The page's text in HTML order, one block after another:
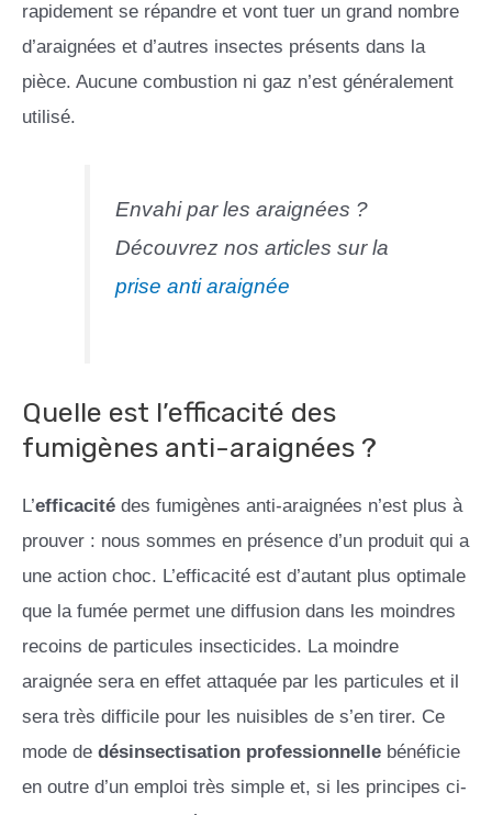
rapidement se répandre et vont tuer un grand nombre
d’araignées et d’autres insectes présents dans la
pièce. Aucune combustion ni gaz n’est généralement
utilisé.
Envahi par les araignées ?
Découvrez nos articles sur la
prise anti araignée
Quelle est l’efficacité des
fumigènes anti-araignées ?
L’efficacité des fumigènes anti-araignées n’est plus à
prouver : nous sommes en présence d’un produit qui a
une action choc. L’efficacité est d’autant plus optimale
que la fumée permet une diffusion dans les moindres
recoins de particules insecticides. La moindre
araignée sera en effet attaquée par les particules et il
sera très difficile pour les nuisibles de s’en tirer. Ce
mode de désinsectisation professionnelle bénéficie
en outre d’un emploi très simple et, si les principes ci-